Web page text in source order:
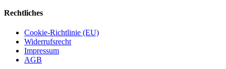
Rechtliches
Cookie-Richtlinie (EU)
Widerrufsrecht
Impressum
AGB